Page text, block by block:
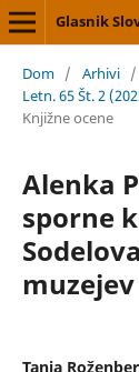
Glasnik
Dom / Arhivi /
Letn. 65 Št. 2
Knjižne ocene
Alenka
sporne
muzejev
Tanja